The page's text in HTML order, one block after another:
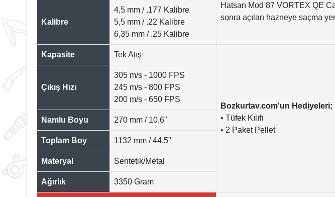
Hatsan Mod 87 VORTEX QE
sonra açılan hazneye saçma
Kalibre
4,5 mm / .177 Kalibre
5,5 mm / .22 Kalibre
6,35 mm / .25 Kalibre
Kapasite Tek Atış
Bozkurtav.com'un Hediyeleri;
• Tüfek Kılıfı
• 2 Paket Pellet
Çıkış Hızı
305 m/s - 1000 FPS
245 m/s - 800 FPS
200 m/s - 650 FPS
Namlu Boyu 270 mm / 10,6"
Toplam Boy 1132 mm / 44,5"
Materyal Sentetik/Metal
Ağırlık 3350 Gram